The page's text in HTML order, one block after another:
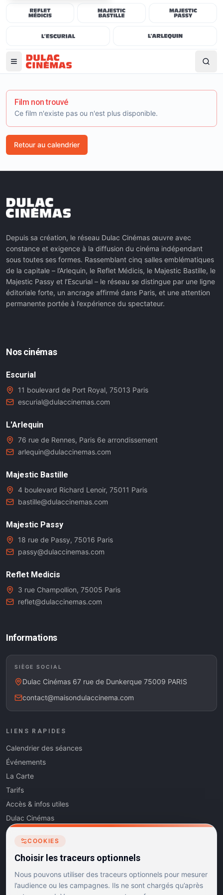
Film non trouvé
Ce film n'existe pas ou n'est plus disponible.
Retour au calendrier
Depuis sa création, le réseau Dulac Cinémas œuvre avec
constance et exigence à la diffusion du cinéma indépendant
sous toutes ses formes. Rassemblant cinq salles emblématiques
de la capitale – l’Arlequin, le Reflet Médicis, le Majestic Bastille, le
Majestic Passy et l’Escurial – le réseau se distingue par une ligne
éditoriale forte, un ancrage affirmé dans Paris, et une attention
permanente portée à l’expérience du spectateur.
Nos cinémas
Escurial
11 boulevard de Port Royal, 75013 Paris
escurial@dulaccinemas.com
L'Arlequin
76 rue de Rennes, Paris 6e arrondissement
arlequin@dulaccinemas.com
Majestic Bastille
4 boulevard Richard Lenoir, 75011 Paris
bastille@dulaccinemas.com
Majestic Passy
18 rue de Passy, 75016 Paris
passy@dulaccinemas.com
Reflet Medicis
3 rue Champollion, 75005 Paris
reflet@dulaccinemas.com
Informations
SIÈGE SOCIAL
Dulac Cinémas 67 rue de Dunkerque 75009 PARIS
contact@maisondulaccinema.com
LIENS RAPIDES
Calendrier des séances
Événements
La Carte
Tarifs
Accès & infos utiles
Dulac Cinémas
Cinéma5
Les Dits de l'Art
Contact
COOKIES
Choisir les traceurs optionnels
Nous pouvons utiliser des traceurs optionnels pour mesurer
l’audience ou les campagnes. Ils ne sont chargés qu’après